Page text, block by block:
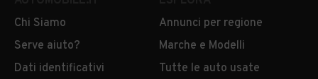
Chi Siamo
Serve aiuto?
Dati identificativi
Annunci per regione
Marche e Modelli
Tutte le auto usate